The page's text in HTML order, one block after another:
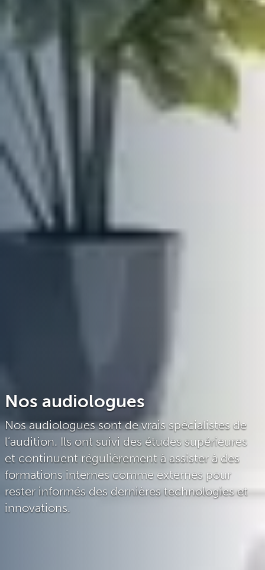
Nos audiologues
Nos audiologues sont de vrais spécialistes de
l’audition. Ils ont suivi des études supérieures
et continuent régulièrement à assister à des
formations internes comme externes pour
rester informés des dernières technologies et
innovations.